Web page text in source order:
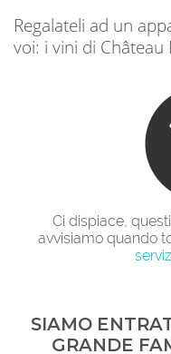
Regalateli ad un
voi: i vini di
Ci dispiace,
avvisiamo quando
SIAMO
GRANDE